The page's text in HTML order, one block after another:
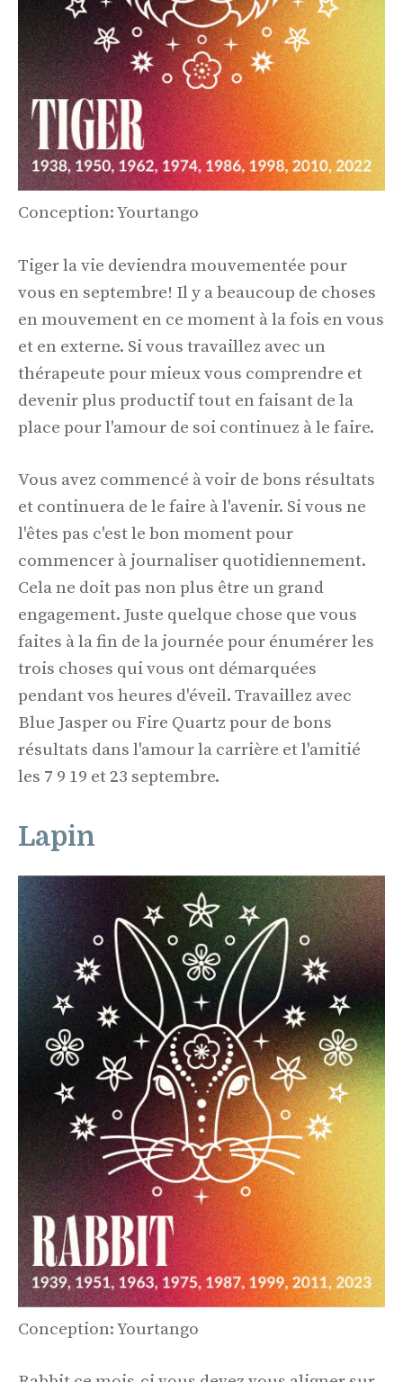
Conception: Yourtango
Tiger la vie deviendra mouvementée pour
vous en septembre! Il y a beaucoup de choses
en mouvement en ce moment à la fois en vous
et en externe. Si vous travaillez avec un
thérapeute pour mieux vous comprendre et
devenir plus productif tout en faisant de la
place pour l'amour de soi continuez à le faire.
Vous avez commencé à voir de bons résultats
et continuera de le faire à l'avenir. Si vous ne
l'êtes pas c'est le bon moment pour
commencer à journaliser quotidiennement.
Cela ne doit pas non plus être un grand
engagement. Juste quelque chose que vous
faites à la fin de la journée pour énumérer les
trois choses qui vous ont démarquées
pendant vos heures d'éveil. Travaillez avec
Blue Jasper ou Fire Quartz pour de bons
résultats dans l'amour la carrière et l'amitié
les 7 9 19 et 23 septembre.
Lapin
Conception: Yourtango